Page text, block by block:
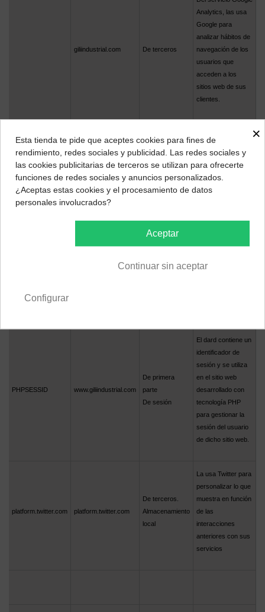
giliindustrial.com De terceros
Analytics, las usa
Google para
analizar hábitos de
navegación de los
usuarios que
acceden a los
sitios web de sus
clientes.
_utmb Persistente
_utmt
Persistente
De sesión
PHPSESSID www.giliindustrial.com
De primera
parte
De sesión
El dard contiene un
identificador de
sesión y se utiliza
en el sitio web
desarrollado con
tecnología PHP
para gestionar la
sesión del usuario
de dicho sitio web.
platform.twitter.com platform.twitter.com
De terceros.
Almacenamiento
local
La usa Twitter para
personalizar lo que
muestra en función
de las
interacciones
anteriores con sus
servicios
×
Esta tienda te pide que aceptes cookies para fines de
rendimiento, redes sociales y publicidad. Las redes sociales y
las cookies publicitarias de terceros se utilizan para ofrecerte
funciones de redes sociales y anuncios personalizados.
¿Aceptas estas cookies y el procesamiento de datos
personales involucrados?
Aceptar
Continuar sin aceptar
Configurar